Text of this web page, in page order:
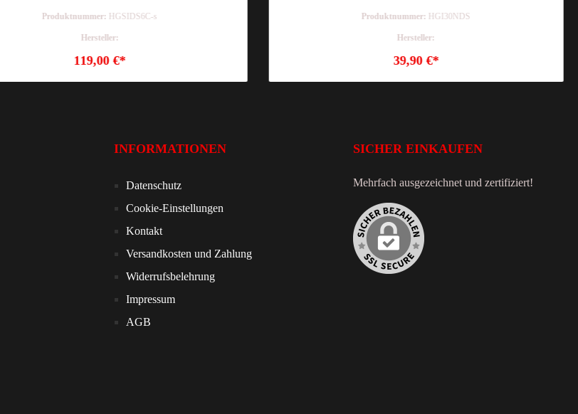
Produktnummer: HGSIDS6C-s
Hersteller:
119,00 €*
Produktnummer: HGI30NDS
Hersteller:
39,90 €*
INFORMATIONEN
Datenschutz
Cookie-Einstellungen
Kontakt
Versandkosten und Zahlung
Widerrufsbelehrung
Impressum
AGB
SICHER EINKAUFEN
Mehrfach ausgezeichnet und zertifiziert!